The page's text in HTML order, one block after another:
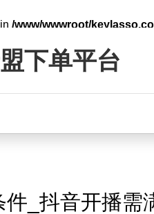
/www/wwwroot/
下单平台
_抖音开播需